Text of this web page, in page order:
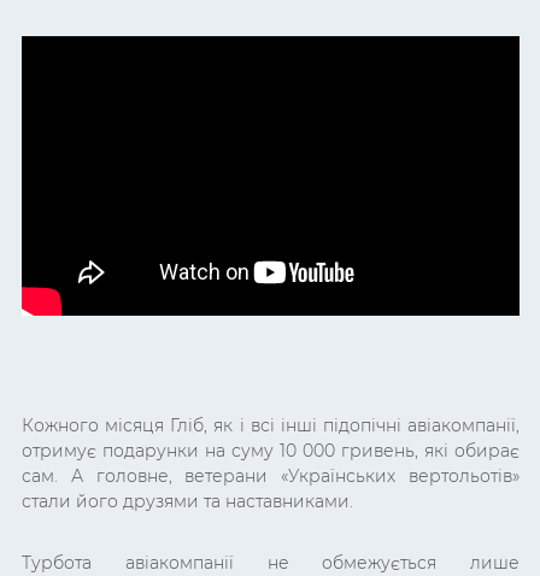
Кожного місяця Гліб, як і всі інші підопічні авіакомпанії,
отримує подарунки на суму 10 000 гривень, які обирає
сам. А головне, ветерани «Українських вертольотів»
стали його друзями та наставниками.
Турбота авіакомпанії не обмежується лише